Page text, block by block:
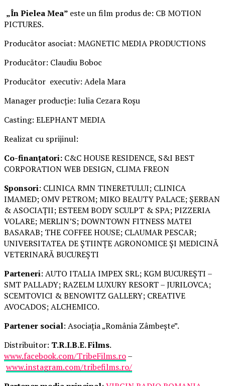
„În Pielea Mea” este un film produs de: CB MOTION
PICTURES.
Producător asociat: MAGNETIC MEDIA PRODUCTIONS
Producător: Claudiu Boboc
Producător executiv: Adela Mara
Manager producție: Iulia Cezara Roșu
Casting: ELEPHANT MEDIA
Realizat cu sprijinul:
Co-finanțatori: C&C HOUSE RESIDENCE, S&I BEST
CORPORATION WEB DESIGN, CLIMA FREON
Sponsori: CLINICA RMN TINERETULUI; CLINICA
IMAMED; OMV PETROM; MIKO BEAUTY PALACE; ȘERBAN
& ASOCIAȚII; ESTEEM BODY SCULPT & SPA; PIZZERIA
VOLARE; MERLIN’S; DOWNTOWN FITNESS MATEI
BASARAB; THE COFFEE HOUSE; CLAUMAR PESCAR;
UNIVERSITATEA DE ȘTIINȚE AGRONOMICE ȘI MEDICINĂ
VETERINARĂ BUCUREȘTI
Parteneri: AUTO ITALIA IMPEX SRL; KGM BUCUREȘTI –
SMT PALLADY; RAZELM LUXURY RESORT – JURILOVCA;
SCEMTOVICI & BENOWITZ GALLERY; CREATIVE
AVOCADOS; ALCHEMICO.
Partener social: Asociația „România Zâmbește”.
Distribuitor: T.R.I.B.E. Films.
www.facebook.com/TribeFilms.ro–
www.instagram.com/tribefilms.ro/